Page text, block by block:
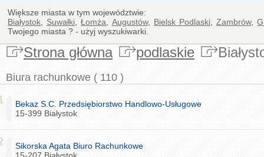
Większe miasta w tym województwie:
Białystok
Suwałki ,Łomża Augustów, Bielsk Podlaski,Zambrów,
Twojego miasta ? - użyj wyszukiwarki.
Strona główna podlaskie
Biura rachunkowe ( 110 )
Bekaz S.C. Przedsiębiorstwo Handlowo-Usługowe
15-399 Białystok
Sikorska Agata Biuro Rachunkowe